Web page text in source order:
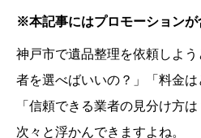
※本記事にはプロモーションが
神戸市で遺品整理を依頼しよ
者を選べばいいの？」「料金は
「信頼できる業者の見分け方
次々と浮かんできますよね。